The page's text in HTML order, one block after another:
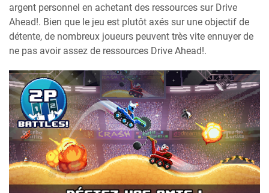
argent personnel en achetant des ressources sur Drive
Ahead!. Bien que le jeu est plutôt axés sur une objectif de
détente, de nombreux joueurs peuvent très vite ennuyer de
ne pas avoir assez de ressources Drive Ahead!.